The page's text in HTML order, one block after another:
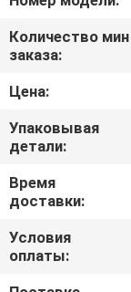
ФАБРИКИ
ПРОВЕРКА
КАЧЕСТВА
МЫ
Количество мин
заказа:
Цена:
Упаковывая
детали:
Время
доставки:
Условия
оплаты: